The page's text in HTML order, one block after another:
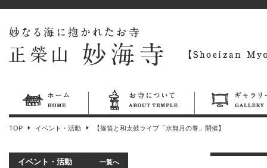
TOP イベント・活動 【篠笛と和太鼓ライブ「水無月の巻」開催】
イベント・活動 一覧へ